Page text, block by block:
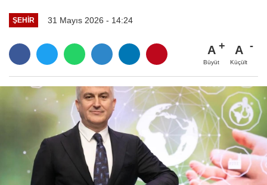
ŞEHIR 31 Mayıs 2026 - 14:24
A
Büyüt
A
Küçült